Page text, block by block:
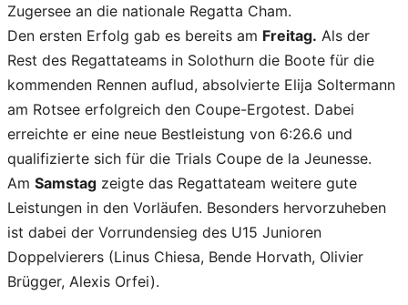
Zugersee an die nationale Regatta Cham.
Den ersten Erfolg gab es bereits am Freitag. Als der
Rest des Regattateams in Solothurn die Boote für die
kommenden Rennen auflud, absolvierte Elija Soltermann
am Rotsee erfolgreich den Coupe-Ergotest. Dabei
erreichte er eine neue Bestleistung von 6:26.6 und
qualifizierte sich für die Trials Coupe de la Jeunesse.
Am Samstag zeigte das Regattateam weitere gute
Leistungen in den Vorläufen. Besonders hervorzuheben
ist dabei der Vorrundensieg des U15 Junioren
Doppelvierers (Linus Chiesa, Bende Horvath, Olivier
Brügger, Alexis Orfei).